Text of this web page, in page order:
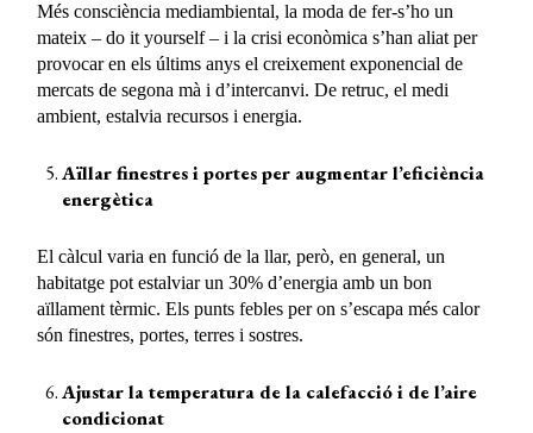
Més consciència mediambiental, la moda de fer-s’ho un
mateix – do it yourself – i la crisi econòmica s’han aliat per
provocar en els últims anys el creixement exponencial de
mercats de segona mà i d’intercanvi. De retruc, el medi
ambient, estalvia recursos i energia.
Aïllar finestres i portes per augmentar l’eficiència
energètica
El càlcul varia en funció de la llar, però, en general, un
habitatge pot estalviar un 30% d’energia amb un bon
aïllament tèrmic. Els punts febles per on s’escapa més calor
són finestres, portes, terres i sostres.
Ajustar la temperatura de la calefacció i de l’aire
condicionat